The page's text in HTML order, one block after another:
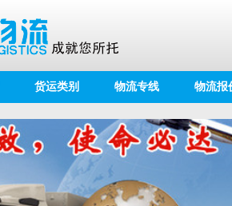
货运类别 物流专线 物流报